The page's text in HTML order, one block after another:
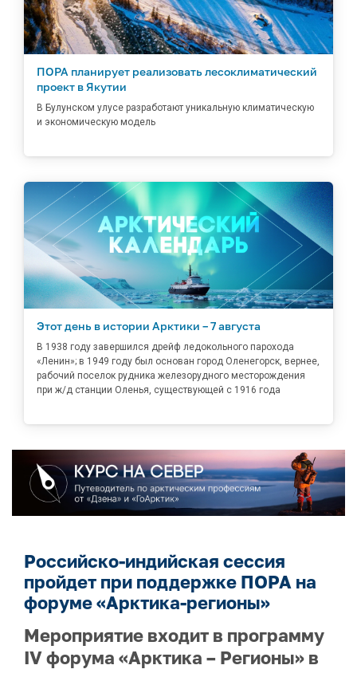
ПОРА планирует реализовать лесоклиматический
проект в Якутии
В Булунском улусе разработают уникальную климатическую
и экономическую модель
Этот день в истории Арктики – 7 августа
В 1938 году завершился дрейф ледокольного парохода
«Ленин»; в 1949 году был основан город Оленегорск, вернее,
рабочий поселок рудника железорудного месторождения
при ж/д станции Оленья, существующей с 1916 года
Российско-индийская сессия
пройдет при поддержке ПОРА на
форуме «Арктика-регионы»
Мероприятие входит в программу
IV форума «Арктика – Регионы» в